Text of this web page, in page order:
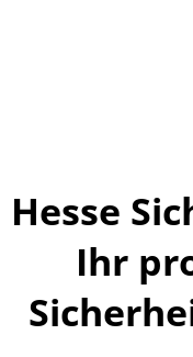
Hesse
Ihr